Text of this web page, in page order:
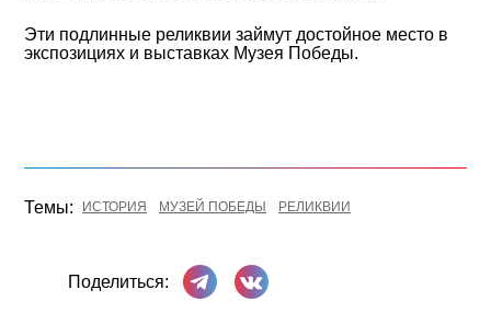
Эти подлинные реликвии займут достойное место в
экспозициях и выставках Музея Победы.
Темы: ИСТОРИЯ МУЗЕЙ ПОБЕДЫ РЕЛИКВИИ
Поделиться:
Поделиться в Телеграме
Поделиться ВКонтакте